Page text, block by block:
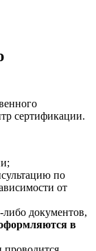
сертификации.
по
от
либо документов,
в